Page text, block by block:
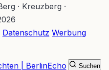
· Kreuzberg ·
Datenschutz Werbung
Suchen